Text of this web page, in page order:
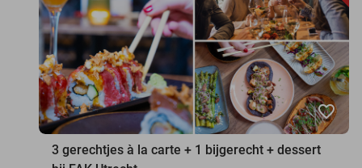
favorite_border
3 gerechtjes à la carte + 1 bijgerecht + dessert